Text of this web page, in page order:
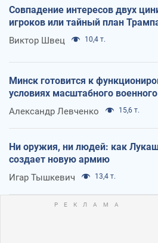
Совпадение интересов двух
игроков или тайный план
Виктор Швец 10,4 т.
Минск готовится к
условиях масштабного
Александр Левченко 15,6 т.
Ни оружия, ни людей: как
создает новую армию
Игар Тышкевич 13,4 т.